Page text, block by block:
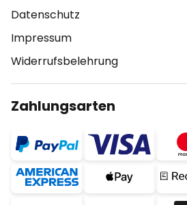
Datenschutz
Impressum
Widerrufsbelehrung
Zahlungsarten